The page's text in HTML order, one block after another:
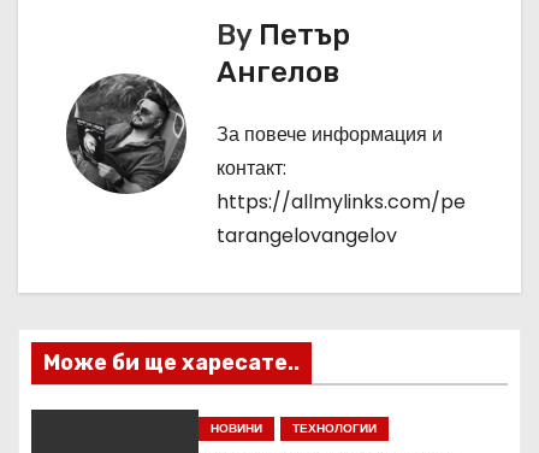
By Петър
Ангелов
За повече информация и
контакт:
https://allmylinks.com/pe
tarangelovangelov
Може би ще харесате..
НОВИНИ ТЕХНОЛОГИИ